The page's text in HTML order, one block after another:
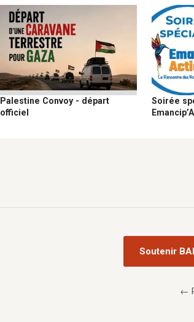
Palestine Convoy - départ
officiel
Soirée
Soutenir
←